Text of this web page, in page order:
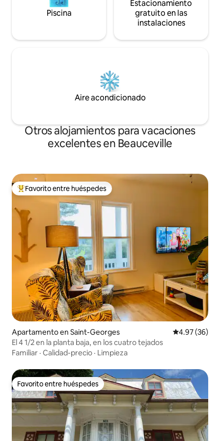
Piscina
Estacionamiento
gratuito en las
instalaciones
Aire acondicionado
Otros alojamientos para vacaciones
excelentes en Beauceville
Favorito entre huéspedes preferido
Favorito entre huéspedes
Apartamento en Saint-Georges Calificación
4.97 (36)
El 4 1/2 en la planta baja, en los cuatro tejados
Familiar · Calidad-precio · Limpieza
Favorito entre huéspedes
Favorito entre huéspedes